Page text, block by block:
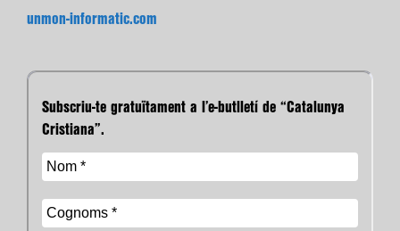
unmon-informatic.com
Subscriu-te gratuïtament a l’e-butlletí de “Catalunya
Cristiana”.